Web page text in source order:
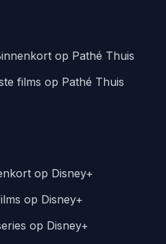
op Pathé Thuis
films op Pathé Thuis
op Disney+
op Disney+
op Disney+